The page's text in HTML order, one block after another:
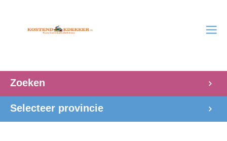
Zoeken
Selecteer provincie